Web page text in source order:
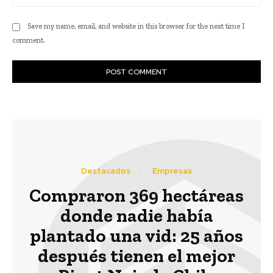
Save my name, email, and website in this browser for the next time I
comment.